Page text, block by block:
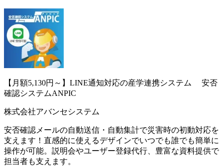
【月額5,130円～】LINE通知対応の産学連携システム
安否
確認システムANPIC
株式会社アバンセシステム
安否確認メールの自動送信・自動集計で災害時の初動対応を
支えます！直感的に使えるデザインでいつでも誰でも簡単に
操作が可能。説明会やユーザー登録代行、豊富な資料提供で
担当者も支えます。